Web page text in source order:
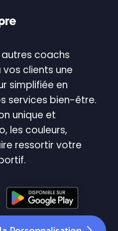
autres coachs
clients une
simplifiée en
services bien-être.
unique et
les couleurs,
ressortir votre